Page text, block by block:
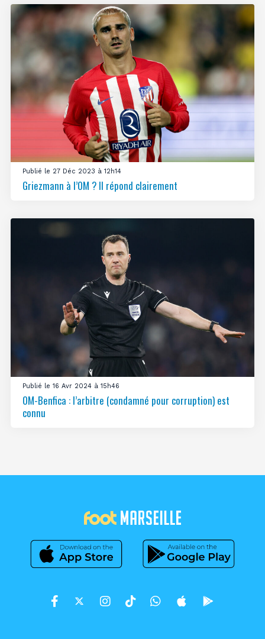
Publié le 27 Déc 2023 à 12h14
Griezmann à l’OM ? Il répond clairement
Publié le 16 Avr 2024 à 15h46
OM-Benfica : l’arbitre (condamné pour corruption) est
connu